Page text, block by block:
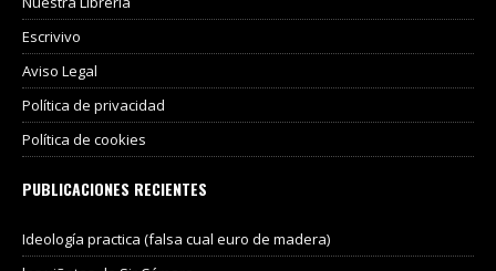
Escrivivo
Aviso Legal
Política de privacidad
Política de cookies
PUBLICACIONES RECIENTES
Ideología practica (falsa cual euro de madera)